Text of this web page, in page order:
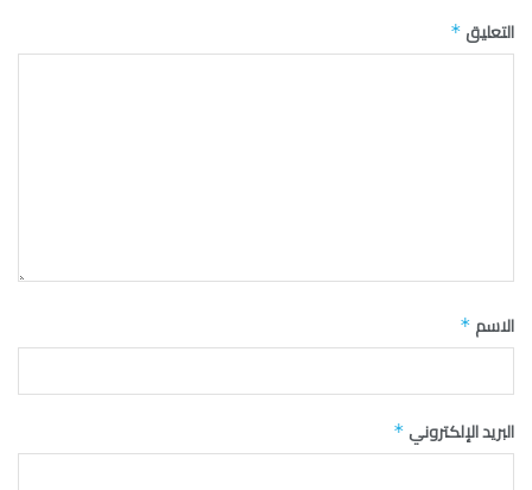
التعليق *
الاسم *
البريد الإلكتروني *